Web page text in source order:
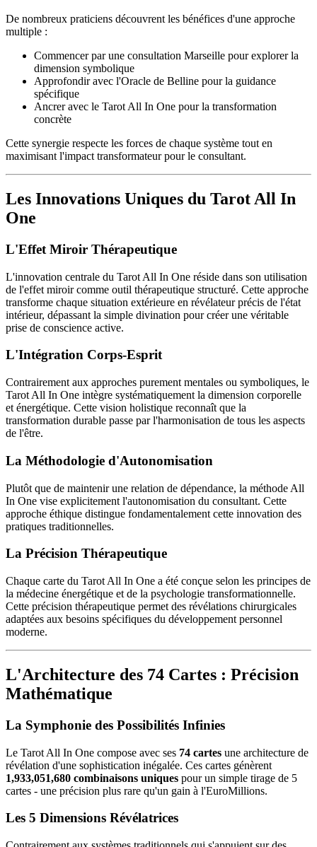
De nombreux praticiens découvrent les bénéfices d'une approche
multiple :
Commencer par une consultation Marseille pour explorer la
dimension symbolique
Approfondir avec l'Oracle de Belline pour la guidance
spécifique
Ancrer avec le Tarot All In One pour la transformation
concrète
Cette synergie respecte les forces de chaque système tout en
maximisant l'impact transformateur pour le consultant.
Les Innovations Uniques du Tarot All In
One
L'Effet Miroir Thérapeutique
L'innovation centrale du Tarot All In One réside dans son utilisation
de l'effet miroir comme outil thérapeutique structuré. Cette approche
transforme chaque situation extérieure en révélateur précis de l'état
intérieur, dépassant la simple divination pour créer une véritable
prise de conscience active.
L'Intégration Corps-Esprit
Contrairement aux approches purement mentales ou symboliques, le
Tarot All In One intègre systématiquement la dimension corporelle
et énergétique. Cette vision holistique reconnaît que la
transformation durable passe par l'harmonisation de tous les aspects
de l'être.
La Méthodologie d'Autonomisation
Plutôt que de maintenir une relation de dépendance, la méthode All
In One vise explicitement l'autonomisation du consultant. Cette
approche éthique distingue fondamentalement cette innovation des
pratiques traditionnelles.
La Précision Thérapeutique
Chaque carte du Tarot All In One a été conçue selon les principes de
la médecine énergétique et de la psychologie transformationnelle.
Cette précision thérapeutique permet des révélations chirurgicales
adaptées aux besoins spécifiques du développement personnel
moderne.
L'Architecture des 74 Cartes : Précision
Mathématique
La Symphonie des Possibilités Infinies
Le Tarot All In One compose avec ses 74 cartes une architecture de
révélation d'une sophistication inégalée. Ces cartes génèrent
1,933,051,680 combinaisons uniques pour un simple tirage de 5
cartes - une précision plus rare qu'un gain à l'EuroMillions.
Les 5 Dimensions Révélatrices